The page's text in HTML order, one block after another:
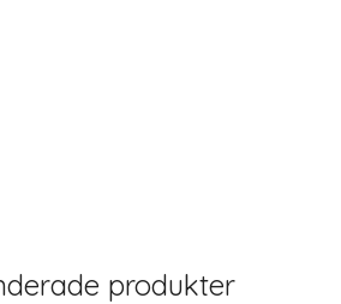
produkter